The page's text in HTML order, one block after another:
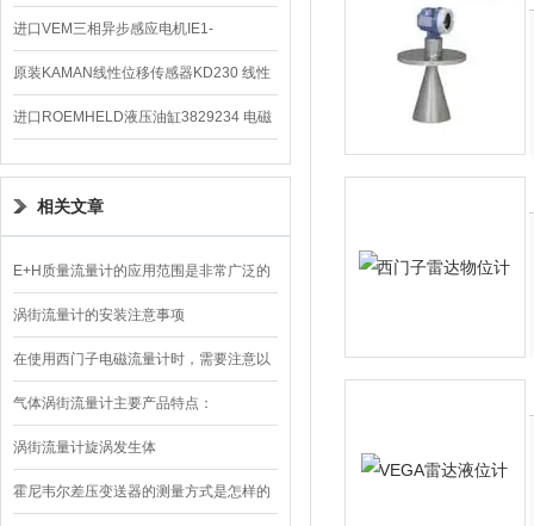
00.14575.20气象仪
进口VEM三相异步感应电机IE1-
K21R80G4马达
原装KAMAN线性位移传感器KD230 线性
编码器
进口ROEMHELD液压油缸3829234 电磁
阀定位器
相关文章
E+H质量流量计的应用范围是非常广泛的
涡街流量计的安装注意事项
在使用西门子电磁流量计时，需要注意以
下几个方面的事项
气体涡街流量计主要产品特点：
涡街流量计旋涡发生体
霍尼韦尔差压变送器的测量方式是怎样的